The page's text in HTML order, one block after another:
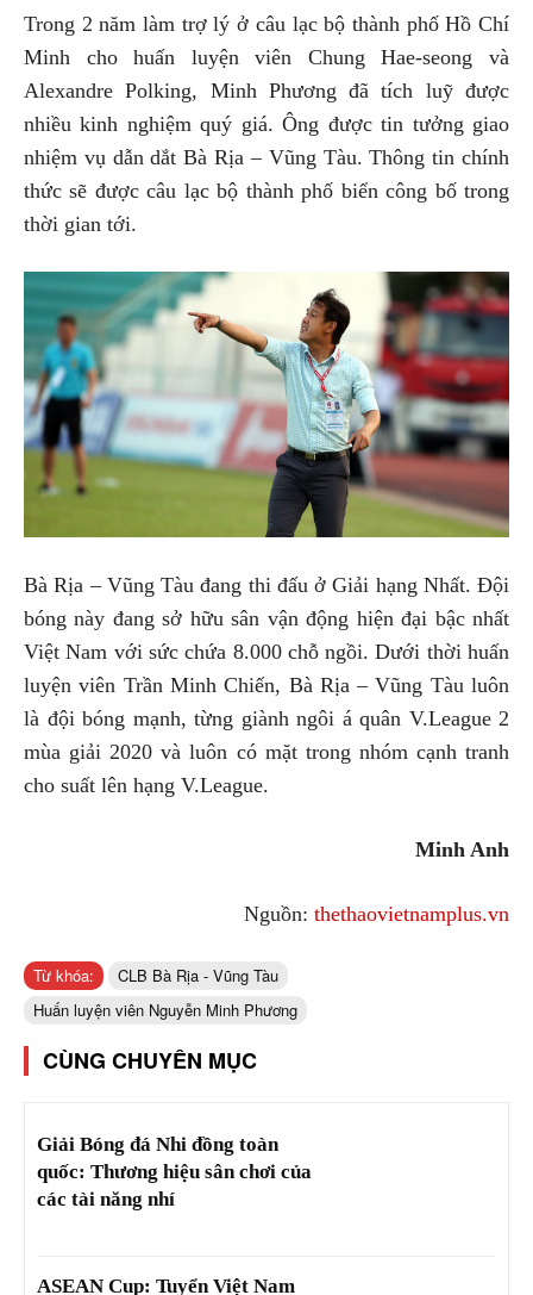
Trong 2 năm làm trợ lý ở câu lạc bộ thành phố Hồ Chí
Minh cho huấn luyện viên Chung Hae-seong và
Alexandre Polking, Minh Phương đã tích luỹ được
nhiều kinh nghiệm quý giá. Ông được tin tưởng giao
nhiệm vụ dẫn dắt Bà Rịa – Vũng Tàu. Thông tin chính
thức sẽ được câu lạc bộ thành phố biển công bố trong
thời gian tới.
Bà Rịa – Vũng Tàu đang thi đấu ở Giải hạng Nhất. Đội
bóng này đang sở hữu sân vận động hiện đại bậc nhất
Việt Nam với sức chứa 8.000 chỗ ngồi. Dưới thời huấn
luyện viên Trần Minh Chiến, Bà Rịa – Vũng Tàu luôn
là đội bóng mạnh, từng giành ngôi á quân V.League 2
mùa giải 2020 và luôn có mặt trong nhóm cạnh tranh
cho suất lên hạng V.League.
Minh Anh
Nguồn: thethaovietnamplus.vn
Từ khóa:
CLB Bà Rịa - Vũng Tàu
Huấn luyện viên Nguyễn Minh Phương
CÙNG CHUYÊN MỤC
Giải Bóng đá Nhi đồng toàn
quốc: Thương hiệu sân chơi của
các tài năng nhí
ASEAN Cup: Tuyển Việt Nam